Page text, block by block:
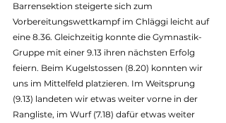
Barrensektion steigerte sich zum
Vorbereitungswettkampf im Chläggi leicht auf
eine 8.36. Gleichzeitig konnte die Gymnastik-
Gruppe mit einer 9.13 ihren nächsten Erfolg
feiern. Beim Kugelstossen (8.20) konnten wir
uns im Mittelfeld platzieren. Im Weitsprung
(9.13) landeten wir etwas weiter vorne in der
Rangliste, im Wurf (7.18) dafür etwas weiter